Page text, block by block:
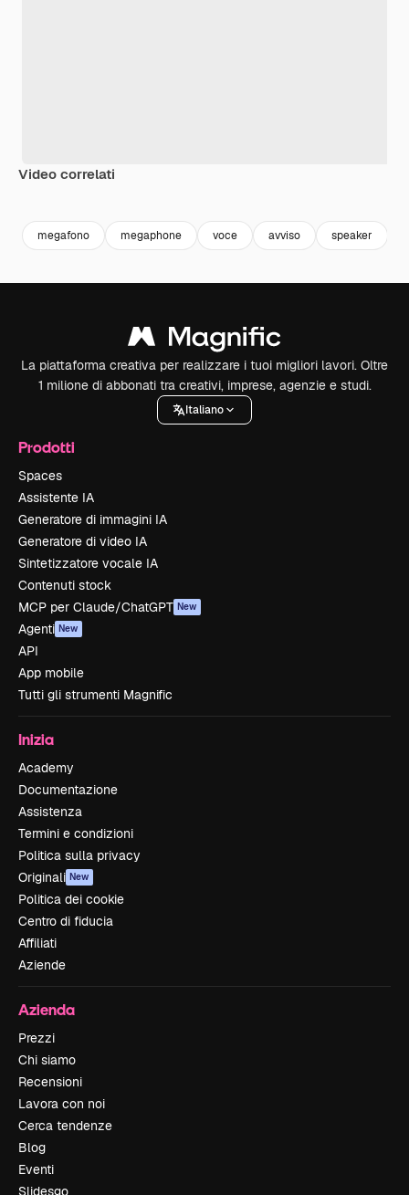
Video correlati
megafono megaphone voce avviso speaker
La piattaforma creativa per realizzare i tuoi migliori lavori. Oltre
1 milione di abbonati tra creativi, imprese, agenzie e studi.
Italiano
Prodotti
Spaces
Assistente IA
Generatore di immagini IA
Generatore di video IA
Sintetizzatore vocale IA
Contenuti stock
MCP per Claude/ChatGPT New
Agenti New
API
App mobile
Tutti gli strumenti Magnific
Inizia
Academy
Documentazione
Assistenza
Termini e condizioni
Politica sulla privacy
Originali New
Politica dei cookie
Centro di fiducia
Affiliati
Aziende
Azienda
Prezzi
Chi siamo
Recensioni
Lavora con noi
Cerca tendenze
Blog
Eventi
Slidesgo